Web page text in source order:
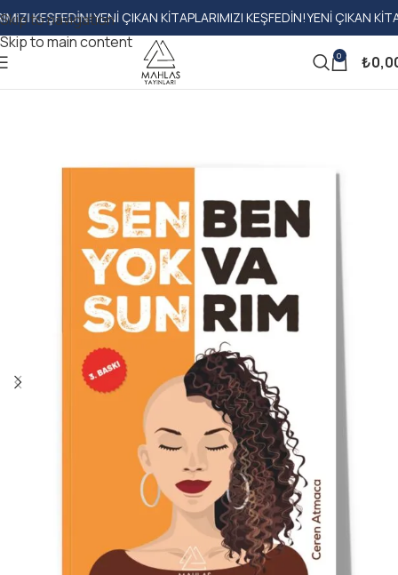
Skip to navigation
Skip to main content
YENI ÇIKAN KITAPLARIMIZI KEŞFEDIN!YENI ÇIKAN
0 ₺